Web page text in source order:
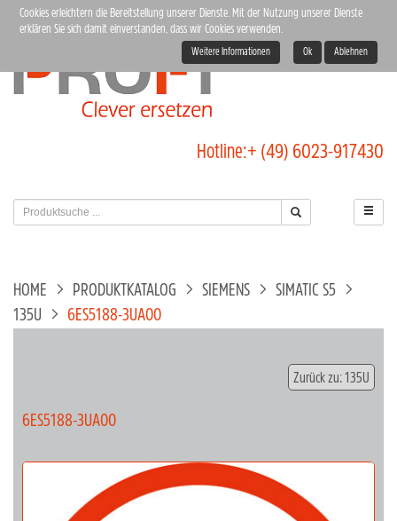
Hotline:+ (49) 6023-917430
HOME PRODUKTKATALOG SIEMENS
SIMATIC S5
135U
6ES5188-3UA00
Zurück zu: 135U
6ES5188-3UA00
Cookies erleichtern die Bereitstellung unserer Dienste. Mit der Nutzung unserer Dienste
erklären Sie sich damit einverstanden, dass wir Cookies verwenden.
Weitere Informationen Ok Ablehnen